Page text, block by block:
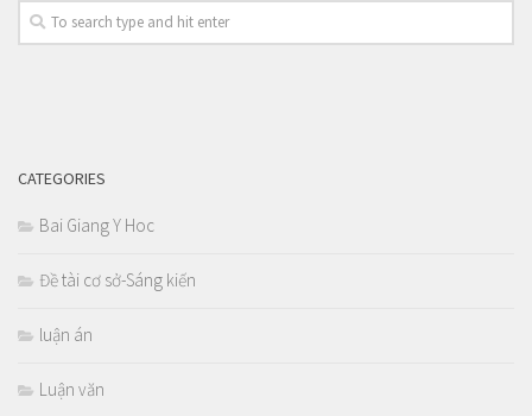
CATEGORIES
Bai Giang Y Hoc
Đề tài cơ sở-Sáng kiến
luận án
Luận văn